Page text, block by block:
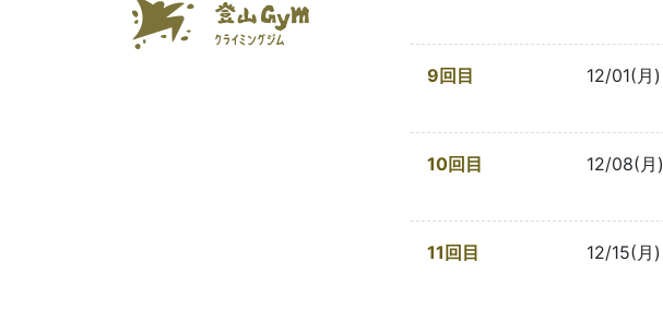
9回目 12/01(月)
10回目 12/08(月)
11回目 12/15(月)